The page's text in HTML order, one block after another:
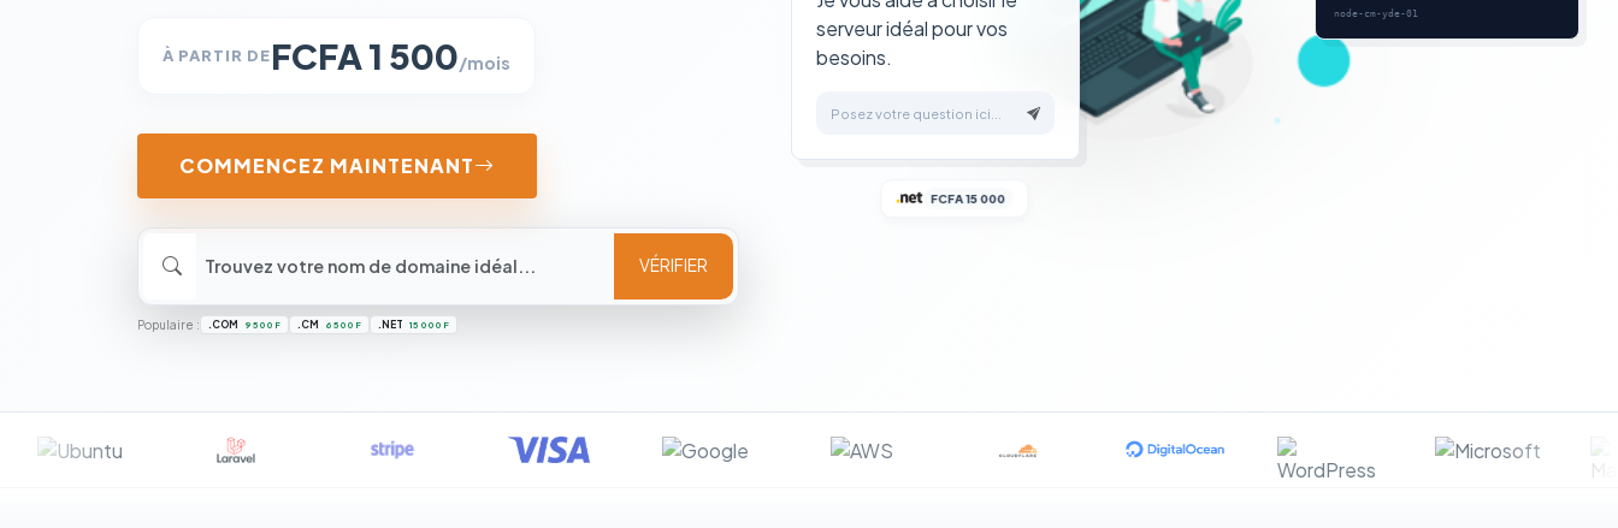
À PARTIR DEFCFA 1 500/mois
COMMENCEZ MAINTENANT
VÉRIFIER
Populaire : .COM 9 500 F .CM 6 500 F .NET 15 000 F
serveur idéal pour vos
besoins.
Posez votre question ici...
node-cm-yde-01
FCFA 15 000